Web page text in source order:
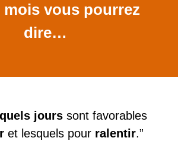
mois vous pourrez
dire…
quels jours sont favorables
et lesquels pour ralentir.”